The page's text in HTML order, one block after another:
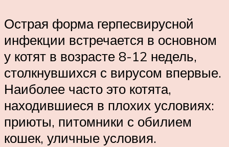
Острая форма герпесвирусной
инфекции встречается в основном
у котят в возрасте 8-12 недель,
столкнувшихся с вирусом впервые.
Наиболее часто это котята,
находившиеся в плохих условиях:
приюты, питомники с обилием
кошек, уличные условия.